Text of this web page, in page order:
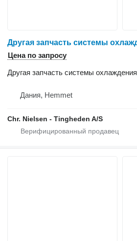
Цена по запросу
Другая запчасть системы охлаждения
Дания, Hemmet
Chr. Nielsen - Tingheden A/S